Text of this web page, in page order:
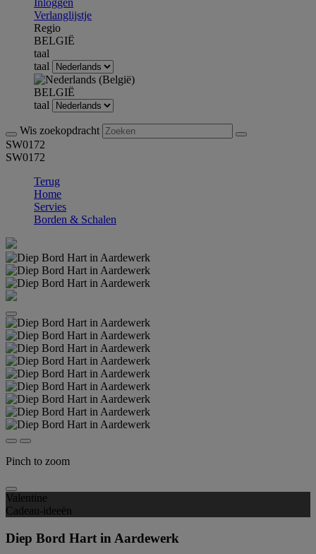
Inloggen
Verlanglijstje
Regio
BELGIË
taal
taal
BELGIË
taal
Wis zoekopdracht
SW0172
SW0172
Terug
Home
Servies
Borden & Schalen
Pinch to zoom
Valentine
Cadeau-ideeën
Diep Bord Hart in Aardewerk